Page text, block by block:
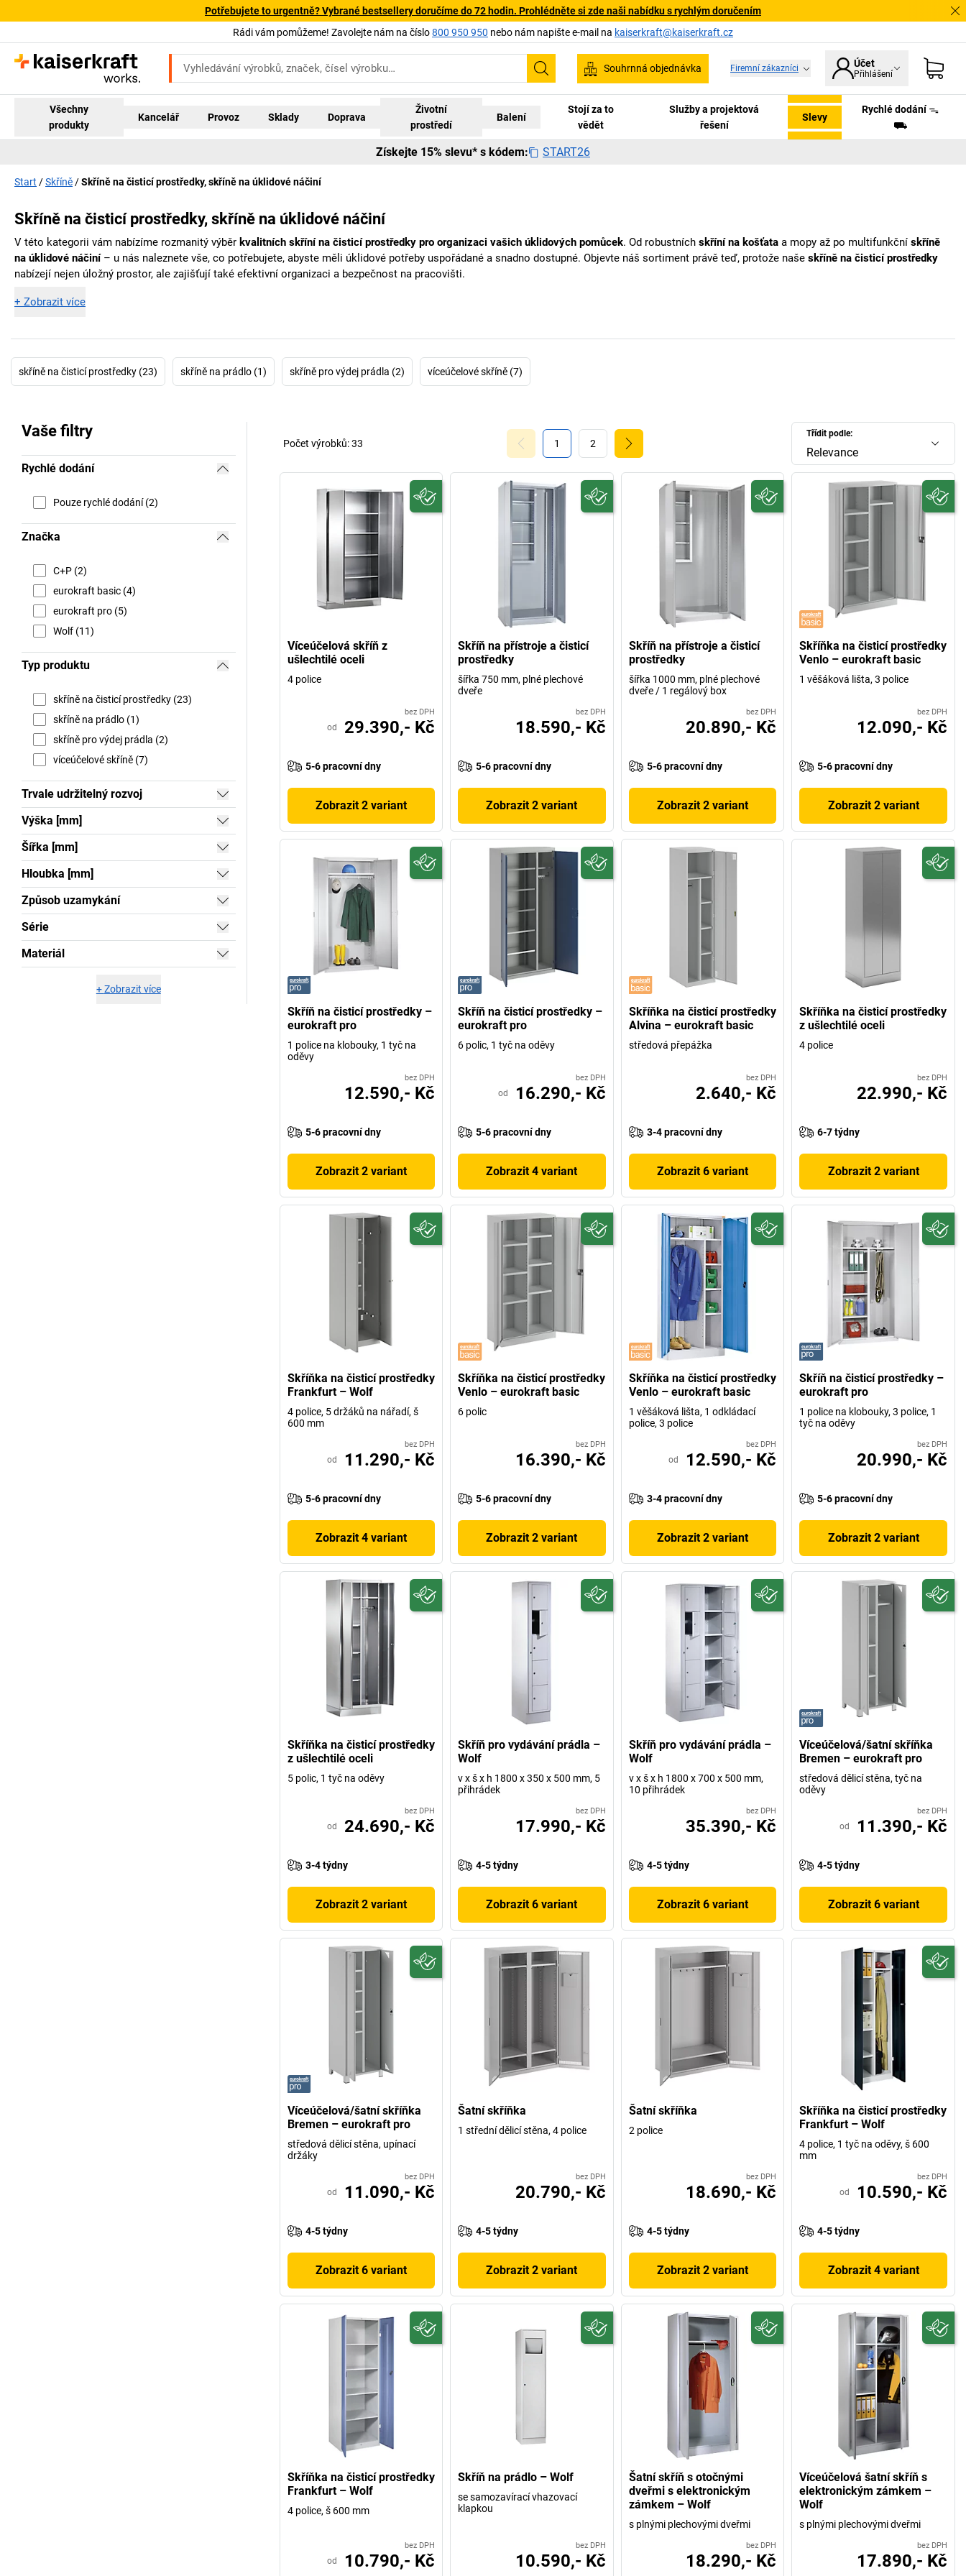
Potřebujete to urgentně? Vybrané bestsellery doručíme do 72 hodin. Prohlédněte si zde naši nabídku s rychlým doručením
Rádi vám pomůžeme! Zavolejte nám na číslo800 950 950 nebo nám napište e-mail na kaiserkraft@kaiserkraft.cz
Hledání
Souhrnná objednávka Firemní zákazníci Účet
Přihlášení
Všechny
produkty
Kancelář Provoz Sklady Doprava
Životní
prostředí
Balení
Stojí za to
vědět
Služby a projektová
řešení
Slevy
Rychlé dodání ᯓ
⛟
Získejte 15% slevu* s kódem: START26
Start Skříně Skříně na čisticí prostředky, skříně na úklidové náčiní
Skříně na čisticí prostředky, skříně na úklidové náčiní
V této kategorii vám nabízíme rozmanitý výběr kvalitních skříní na čisticí prostředky pro organizaci vašich úklidových pomůcek. Od robustních skříní na košťata a mopy až po multifunkční skříně
na úklidové náčiní– u nás naleznete vše, co potřebujete, abyste měli úklidové potřeby uspořádané a snadno dostupné. Objevte náš sortiment právě teď, protože naše skříně na čisticí prostředky
nabízejí nejen úložný prostor, ale zajišťují také efektivní organizaci a bezpečnost na pracovišti.
+ Zobrazit více
skříně na čisticí prostředky (23) skříně na prádlo (1) skříně pro výdej prádla (2) víceúčelové skříně (7)
Vaše filtry
Rychlé dodání
Pouze rychlé dodání (2)
Značka
C+P (2)
eurokraft basic (4)
eurokraft pro (5)
Wolf (11)
Typ produktu
skříně na čisticí prostředky (23)
skříně na prádlo (1)
skříně pro výdej prádla (2)
víceúčelové skříně (7)
Trvale udržitelný rozvoj
Výška [mm]
Šířka [mm]
Hloubka [mm]
Způsob uzamykání
Série
Materiál
+Zobrazit více
Třídit podle:
Relevance
1 2
Počet výrobků:33
Víceúčelová skříň z
ušlechtilé oceli
4 police
bez DPH
od 29.390,- Kč
5-6 pracovní dny
Zobrazit 2 variant
Skříň na přístroje a čisticí
prostředky
šířka 750 mm, plné plechové
dveře
bez DPH
18.590,- Kč
5-6 pracovní dny
Zobrazit 2 variant
Skříň na přístroje a čisticí
prostředky
šířka 1000 mm, plné plechové
dveře / 1 regálový box
bez DPH
20.890,- Kč
5-6 pracovní dny
Zobrazit 2 variant
Skříňka na čisticí prostředky
Venlo – eurokraft basic
1 věšáková lišta, 3 police
bez DPH
12.090,- Kč
5-6 pracovní dny
Zobrazit 2 variant
Skříň na čisticí prostředky –
eurokraft pro
1 police na klobouky, 1 tyč na
oděvy
bez DPH
12.590,- Kč
5-6 pracovní dny
Zobrazit 2 variant
Skříň na čisticí prostředky –
eurokraft pro
6 polic, 1 tyč na oděvy
bez DPH
od 16.290,- Kč
5-6 pracovní dny
Zobrazit 4 variant
Skříňka na čisticí prostředky
Alvina – eurokraft basic
středová přepážka
bez DPH
2.640,- Kč
3-4 pracovní dny
Zobrazit 6 variant
Skříňka na čisticí prostředky
z ušlechtilé oceli
4 police
bez DPH
22.990,- Kč
6-7 týdny
Zobrazit 2 variant
Skříňka na čisticí prostředky
Frankfurt – Wolf
4 police, 5 držáků na nářadí, š
600 mm
bez DPH
od 11.290,- Kč
5-6 pracovní dny
Zobrazit 4 variant
Skříňka na čisticí prostředky
Venlo – eurokraft basic
6 polic
bez DPH
16.390,- Kč
5-6 pracovní dny
Zobrazit 2 variant
Skříňka na čisticí prostředky
Venlo – eurokraft basic
1 věšáková lišta, 1 odkládací
police, 3 police
bez DPH
od 12.590,- Kč
3-4 pracovní dny
Zobrazit 2 variant
Skříň na čisticí prostředky –
eurokraft pro
1 police na klobouky, 3 police, 1
tyč na oděvy
bez DPH
20.990,- Kč
5-6 pracovní dny
Zobrazit 2 variant
Skříňka na čisticí prostředky
z ušlechtilé oceli
5 polic, 1 tyč na oděvy
bez DPH
od 24.690,- Kč
3-4 týdny
Zobrazit 2 variant
Skříň pro vydávání prádla –
Wolf
v x š x h 1800 x 350 x 500 mm, 5
přihrádek
bez DPH
17.990,- Kč
4-5 týdny
Zobrazit 6 variant
Skříň pro vydávání prádla –
Wolf
v x š x h 1800 x 700 x 500 mm,
10 přihrádek
bez DPH
35.390,- Kč
4-5 týdny
Zobrazit 6 variant
Víceúčelová/šatní skříňka
Bremen – eurokraft pro
středová dělicí stěna, tyč na
oděvy
bez DPH
od 11.390,- Kč
4-5 týdny
Zobrazit 6 variant
Víceúčelová/šatní skříňka
Bremen – eurokraft pro
středová dělicí stěna, upínací
držáky
bez DPH
od 11.090,- Kč
4-5 týdny
Zobrazit 6 variant
Šatní skříňka
1 střední dělicí stěna, 4 police
bez DPH
20.790,- Kč
4-5 týdny
Zobrazit 2 variant
Šatní skříňka
2 police
bez DPH
18.690,- Kč
4-5 týdny
Zobrazit 2 variant
Skříňka na čisticí prostředky
Frankfurt – Wolf
4 police, 1 tyč na oděvy, š 600
mm
bez DPH
od 10.590,- Kč
4-5 týdny
Zobrazit 4 variant
Skříňka na čisticí prostředky
Frankfurt – Wolf
4 police, š 600 mm
bez DPH
od 10.790,- Kč
Skříň na prádlo – Wolf
se samozavírací vhazovací
klapkou
bez DPH
10.590,- Kč
Šatní skříň s otočnými
dveřmi s elektronickým
zámkem – Wolf
s plnými plechovými dveřmi
bez DPH
18.290,- Kč
Víceúčelová šatní skříň s
elektronickým zámkem –
Wolf
s plnými plechovými dveřmi
bez DPH
17.890,- Kč